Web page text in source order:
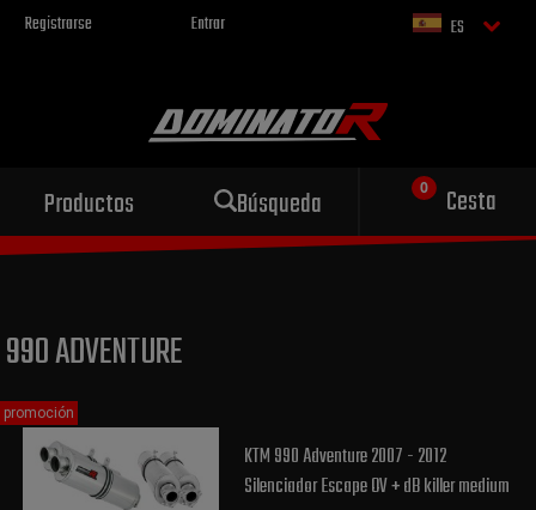
Registrarse Entrar ES
Productos Búsqueda Cesta
Escape deportivo
para tu motocicleta
990 ADVENTURE
KTM 990 Adventure 2007 - 2012
Silenciador Escape OV + dB killer medium
promoción